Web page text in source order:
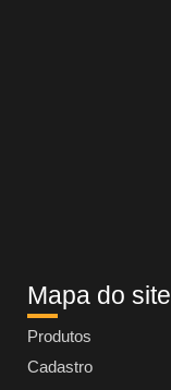
Mapa do site
Produtos
Cadastro